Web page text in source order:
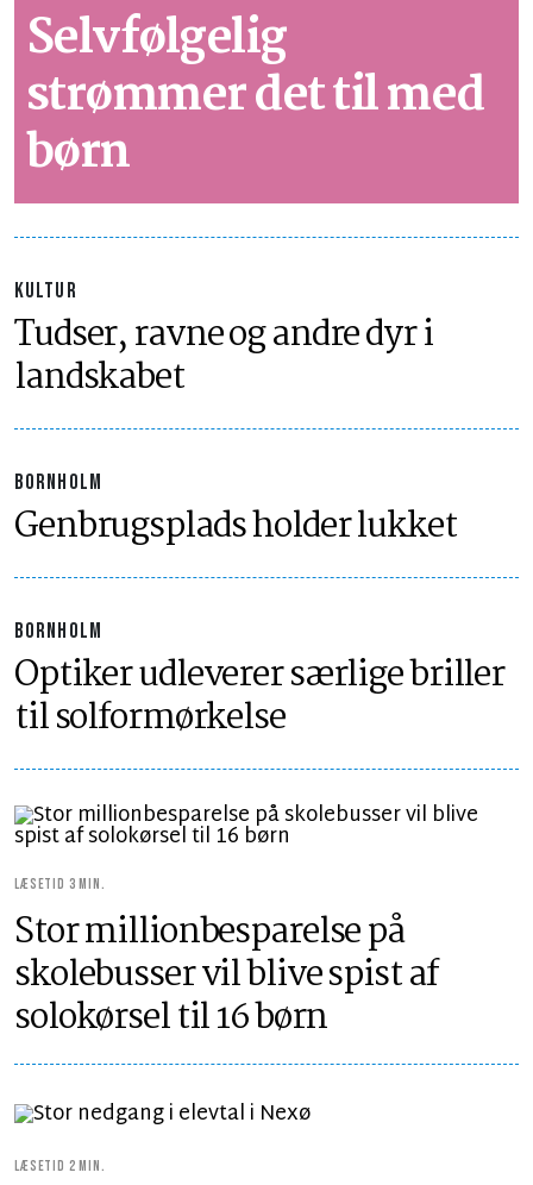
Selvfølgelig
strømmer det til med
børn
KULTUR
Tudser, ravne og andre dyr i
landskabet
BORNHOLM
Genbrugsplads holder lukket
BORNHOLM
Optiker udleverer særlige briller
til solformørkelse
LÆSETID 3 MIN.
Stor millionbesparelse på
skolebusser vil blive spist af
solokørsel til 16 børn
LÆSETID 2 MIN.